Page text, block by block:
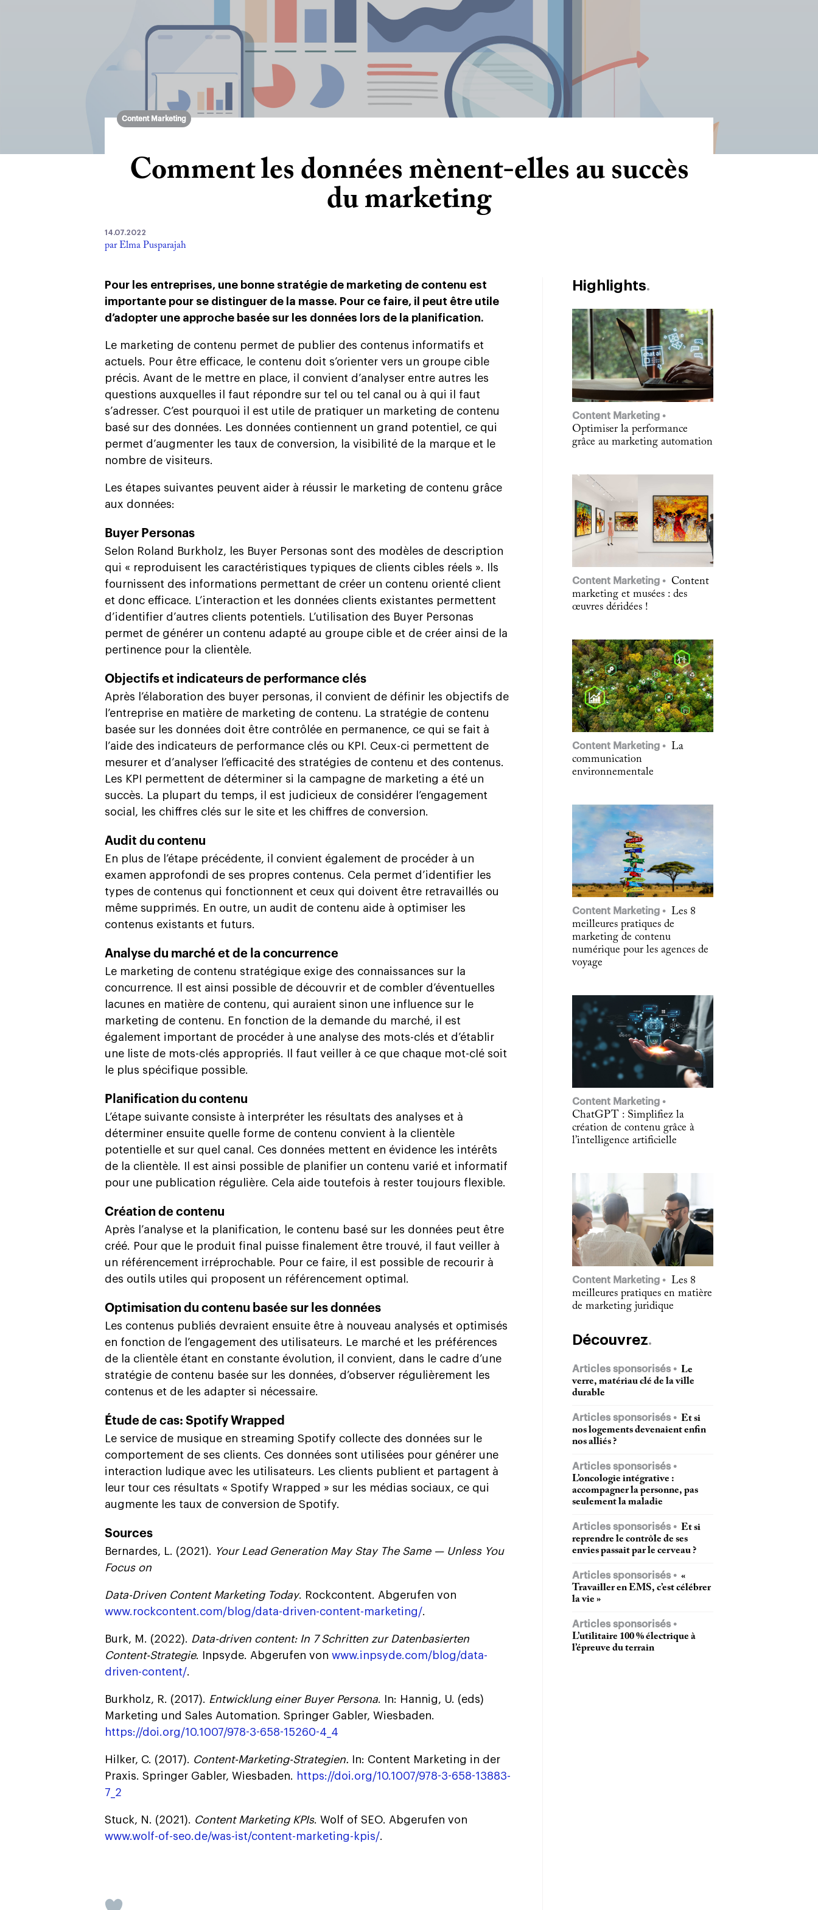
Content Marketing
Comment les données mènent-elles au succès
du marketing
14.07.2022
par Elma Pusparajah
Pour les entreprises, une bonne stratégie de marketing de contenu est
importante pour se distinguer de la masse. Pour ce faire, il peut être utile
d’adopter une approche basée sur les données lors de la planification.
Le marketing de contenu permet de publier des contenus informatifs et
actuels. Pour être efficace, le contenu doit s’orienter vers un groupe cible
précis. Avant de le mettre en place, il convient d’analyser entre autres les
questions auxquelles il faut répondre sur tel ou tel canal ou à qui il faut
s’adresser. C’est pourquoi il est utile de pratiquer un marketing de contenu
basé sur des données. Les données contiennent un grand potentiel, ce qui
permet d’augmenter les taux de conversion, la visibilité de la marque et le
nombre de visiteurs.
Les étapes suivantes peuvent aider à réussir le marketing de contenu grâce
aux données:
Buyer Personas
Selon Roland Burkholz, les Buyer Personas sont des modèles de description
qui « reproduisent les caractéristiques typiques de clients cibles réels ». Ils
fournissent des informations permettant de créer un contenu orienté client
et donc efficace. L’interaction et les données clients existantes permettent
d’identifier d’autres clients potentiels. L’utilisation des Buyer Personas
permet de générer un contenu adapté au groupe cible et de créer ainsi de la
pertinence pour la clientèle.
Objectifs et indicateurs de performance clés
Après l’élaboration des buyer personas, il convient de définir les objectifs de
l’entreprise en matière de marketing de contenu. La stratégie de contenu
basée sur les données doit être contrôlée en permanence, ce qui se fait à
l’aide des indicateurs de performance clés ou KPI. Ceux-ci permettent de
mesurer et d’analyser l’efficacité des stratégies de contenu et des contenus.
Les KPI permettent de déterminer si la campagne de marketing a été un
succès. La plupart du temps, il est judicieux de considérer l’engagement
social, les chiffres clés sur le site et les chiffres de conversion.
Audit du contenu
En plus de l’étape précédente, il convient également de procéder à un
examen approfondi de ses propres contenus. Cela permet d’identifier les
types de contenus qui fonctionnent et ceux qui doivent être retravaillés ou
même supprimés. En outre, un audit de contenu aide à optimiser les
contenus existants et futurs.
Analyse du marché et de la concurrence
Le marketing de contenu stratégique exige des connaissances sur la
concurrence. Il est ainsi possible de découvrir et de combler d’éventuelles
lacunes en matière de contenu, qui auraient sinon une influence sur le
marketing de contenu. En fonction de la demande du marché, il est
également important de procéder à une analyse des mots-clés et d’établir
une liste de mots-clés appropriés. Il faut veiller à ce que chaque mot-clé soit
le plus spécifique possible.
Planification du contenu
L’étape suivante consiste à interpréter les résultats des analyses et à
déterminer ensuite quelle forme de contenu convient à la clientèle
potentielle et sur quel canal. Ces données mettent en évidence les intérêts
de la clientèle. Il est ainsi possible de planifier un contenu varié et informatif
pour une publication régulière. Cela aide toutefois à rester toujours flexible.
Création de contenu
Après l’analyse et la planification, le contenu basé sur les données peut être
créé. Pour que le produit final puisse finalement être trouvé, il faut veiller à
un référencement irréprochable. Pour ce faire, il est possible de recourir à
des outils utiles qui proposent un référencement optimal.
Optimisation du contenu basée sur les données
Les contenus publiés devraient ensuite être à nouveau analysés et optimisés
en fonction de l’engagement des utilisateurs. Le marché et les préférences
de la clientèle étant en constante évolution, il convient, dans le cadre d’une
stratégie de contenu basée sur les données, d’observer régulièrement les
contenus et de les adapter si nécessaire.
Étude de cas: Spotify Wrapped
Le service de musique en streaming Spotify collecte des données sur le
comportement de ses clients. Ces données sont utilisées pour générer une
interaction ludique avec les utilisateurs. Les clients publient et partagent à
leur tour ces résultats « Spotify Wrapped » sur les médias sociaux, ce qui
augmente les taux de conversion de Spotify.
Sources
Bernardes, L. (2021).
Your Lead Generation May Stay The Same — Unless You
Focus on
Data-Driven Content Marketing Today. Rockcontent. Abgerufen von
www.rockcontent.com/blog/data-driven-content-marketing/.
Burk, M. (2022). Data-driven content: In 7 Schritten zur Datenbasierten
Content-Strategie. Inpsyde. Abgerufen von www.inpsyde.com/blog/data-
driven-content/.
Burkholz, R. (2017). Entwicklung einer Buyer Persona. In: Hannig, U. (eds)
Marketing und Sales Automation. Springer Gabler, Wiesbaden.
https://doi.org/10.1007/978-3-658-15260-4_4
Hilker, C. (2017). Content-Marketing-Strategien. In: Content Marketing in der
Praxis. Springer Gabler, Wiesbaden. https://doi.org/10.1007/978-3-658-13883-
7_2
Stuck, N. (2021). Content Marketing KPIs. Wolf of SEO. Abgerufen von
www.wolf-of-seo.de/was-ist/content-marketing-kpis/.
Highlights
Content Marketing
Optimiser la performance
grâce au marketing automation
Content Marketing
Content
marketing et musées : des
œuvres déridées !
Content Marketing
La
communication
environnementale
Content Marketing
Les 8
meilleures pratiques de
marketing de contenu
numérique pour les agences de
voyage
Content Marketing
ChatGPT : Simplifiez la
création de contenu grâce à
l’intelligence artificielle
Content Marketing
Les 8
meilleures pratiques en matière
de marketing juridique
Découvrez
Articles sponsorisés
Le
verre, matériau clé de la ville
durable
Articles sponsorisés
Et si
nos logements devenaient enfin
nos alliés ?
Articles sponsorisés
L’oncologie intégrative :
accompagner la personne, pas
seulement la maladie
Articles sponsorisés
Et si
reprendre le contrôle de ses
envies passait par le cerveau ?
Articles sponsorisés
«
Travailler en EMS, c’est célébrer
la vie »
Articles sponsorisés
L’utilitaire 100 % électrique à
l’épreuve du terrain